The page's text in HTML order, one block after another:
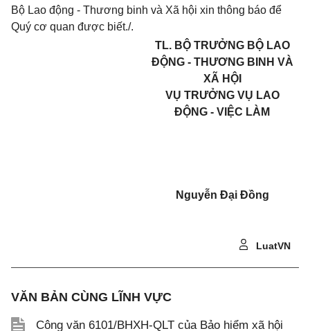
Bộ Lao động - Thương binh và Xã hội xin thông báo để
Quý cơ quan được biết./.
TL. BỘ TRƯỞNG BỘ LAO
ĐỘNG - THƯƠNG BINH VÀ
XÃ HỘI
VỤ TRƯỞNG VỤ LAO
ĐỘNG - VIỆC LÀM
Nguyễn Đại Đồng
LuatVN
VĂN BẢN CÙNG LĨNH VỰC
Công văn 6101/BHXH-QLT của Bảo hiểm xã hội